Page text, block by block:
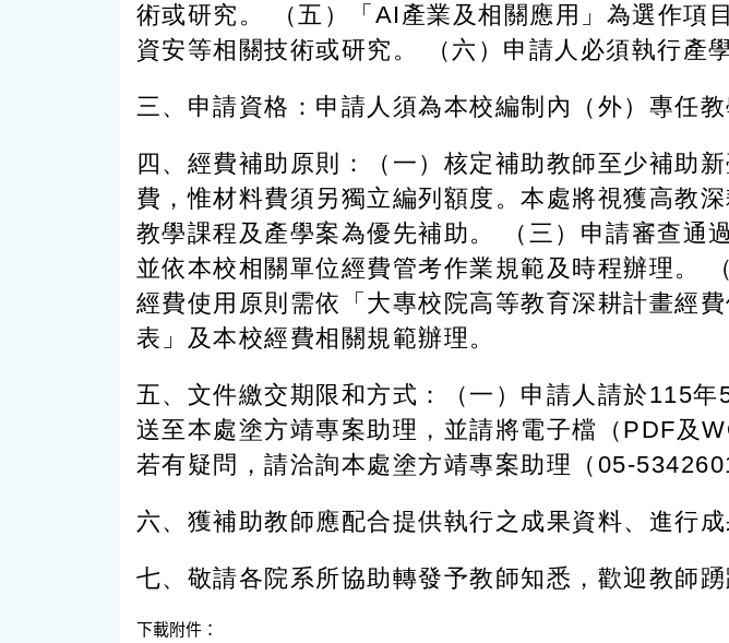
術或研究。 （五）「AI產業及相關應用」為選作項
資安等相關技術或研究。 （六）申請人必須執行產
三、申請資格：申請人須為本校編制內（外）專任教
四、經費補助原則：（一）核定補助教師至少補助
費，惟材料費須另獨立編列額度。本處將視獲高教
教學課程及產學案為優先補助。 （三）申請審查通
並依本校相關單位經費管考作業規範及時程辦理。
經費使用原則需依「大專校院高等教育深耕計畫經
表」及本校經費相關規範辦理。
五、文件繳交期限和方式：（一）申請人請於115
送至本處塗方靖專案助理，並請將電子檔（PDF及
若有疑問，請洽詢本處塗方靖專案助理（05-
六、獲補助教師應配合提供執行之成果資料、進行成
七、敬請各院系所協助轉發予教師知悉，歡迎教師踴
下載附件：